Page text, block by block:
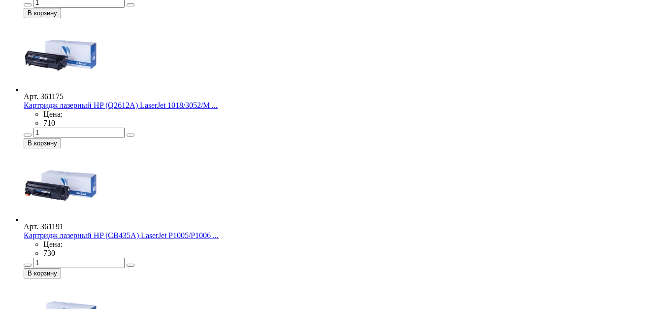
Арт. 361175
Картридж лазерный HP (Q2612A) LaserJet 1018/3052/М ...
Цена:
710
Арт. 361191
Картридж лазерный HP (CB435A) LaserJet P1005/P1006 ...
Цена:
730